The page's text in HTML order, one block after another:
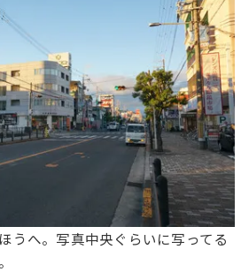
うへ。写真中央ぐらいに写ってる